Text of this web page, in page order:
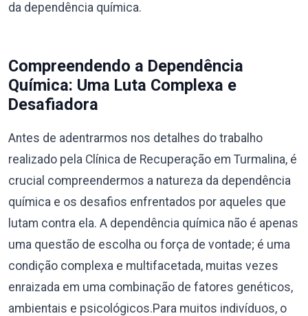
da dependência química.
Compreendendo a Dependência
Química: Uma Luta Complexa e
Desafiadora
Antes de adentrarmos nos detalhes do trabalho
realizado pela Clínica de Recuperação em Turmalina, é
crucial compreendermos a natureza da dependência
química e os desafios enfrentados por aqueles que
lutam contra ela. A dependência química não é apenas
uma questão de escolha ou força de vontade; é uma
condição complexa e multifacetada, muitas vezes
enraizada em uma combinação de fatores genéticos,
ambientais e psicológicos.Para muitos indivíduos, o